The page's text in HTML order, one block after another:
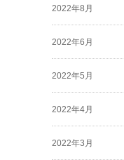
2022年8月
2022年6月
2022年5月
2022年4月
2022年3月